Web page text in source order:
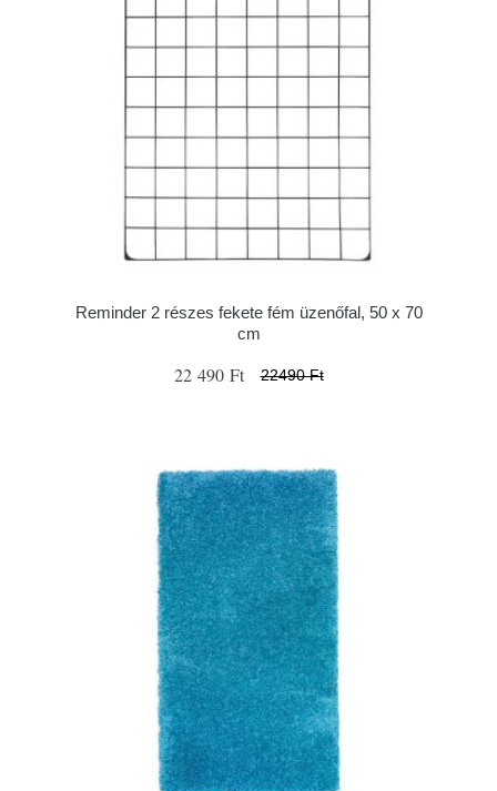
Reminder 2 részes fekete fém üzenőfal, 50 x 70
cm
22 490 Ft 22490 Ft